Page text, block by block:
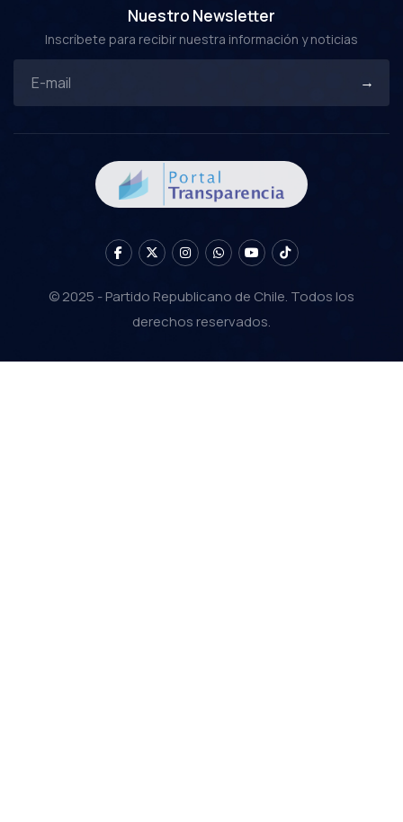
Nuestro Newsletter
Inscríbete para recibir nuestra información y noticias
© 2025 - Partido Republicano de Chile. Todos los
derechos reservados.